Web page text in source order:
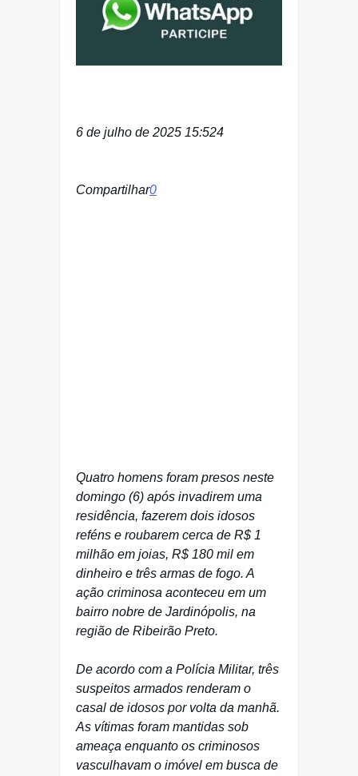
6 de julho de 2025 15:524
Compartilhar0
Quatro homens foram presos neste
domingo (6) após invadirem uma
residência, fazerem dois idosos
reféns e roubarem cerca de R$ 1
milhão em joias, R$ 180 mil em
dinheiro e três armas de fogo. A
ação criminosa aconteceu em um
bairro nobre de Jardinópolis, na
região de Ribeirão Preto.
De acordo com a Polícia Militar, três
suspeitos armados renderam o
casal de idosos por volta da manhã.
As vítimas foram mantidas sob
ameaça enquanto os criminosos
vasculhavam o imóvel em busca de